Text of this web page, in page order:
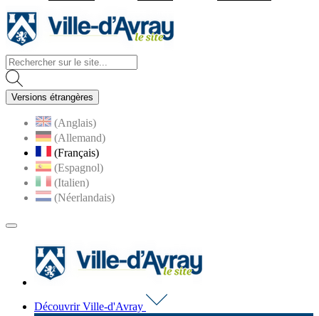
Versions étrangères
(Anglais)
(Allemand)
(Français)
(Espagnol)
(Italien)
(Néerlandais)
MENU
Découvrir Ville-d'Avray